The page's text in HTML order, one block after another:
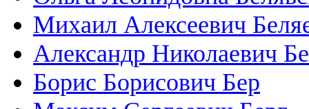
Михаил Алексеевич
Александр Николаевич
Борис Борисович Бер